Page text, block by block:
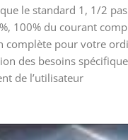
le standard 1, 1/2
100% du courant
complète pour votre
des besoins
de l’utilisateur